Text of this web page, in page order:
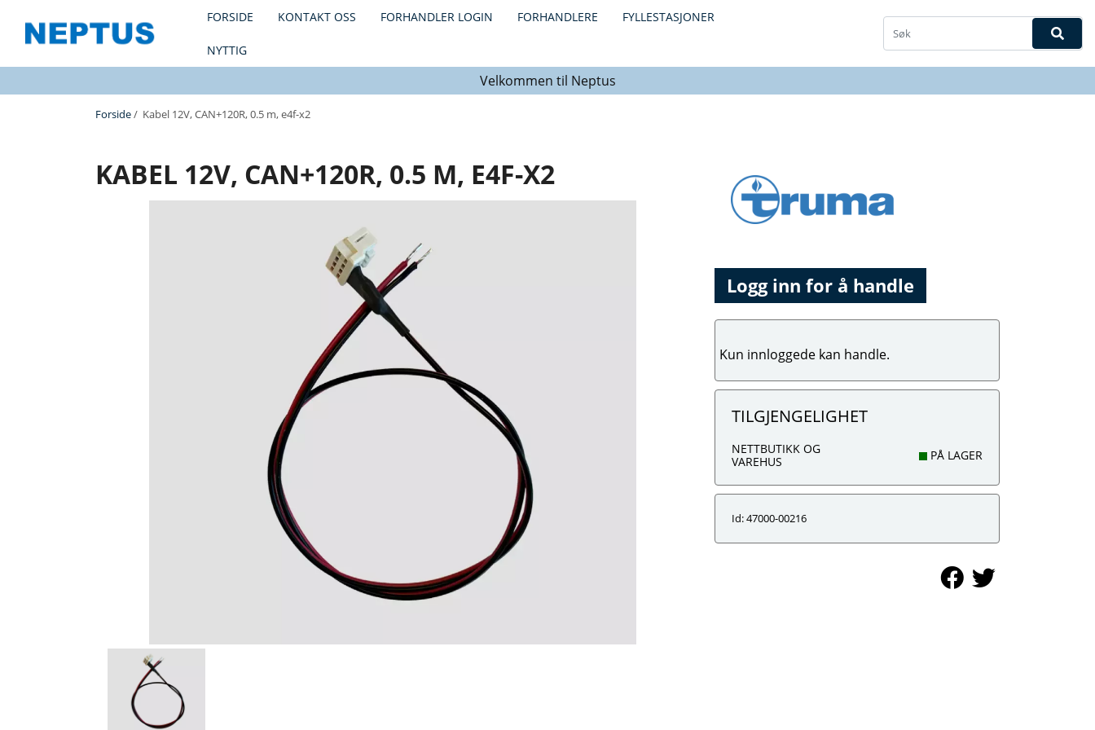
FORSIDE KONTAKT OSS FORHANDLER LOGIN FORHANDLERE FYLLESTASJONER
NYTTIG
Velkommen til Neptus
Forside/ Kabel 12V, CAN+120R, 0.5 m, e4f-x2
KABEL 12V, CAN+120R, 0.5 M, E4F-X2
Logg inn for å handle
Kun innloggede kan handle.
TILGJENGELIGHET
NETTBUTIKK OG
VAREHUS
PÅ LAGER
Id: 47000-00216